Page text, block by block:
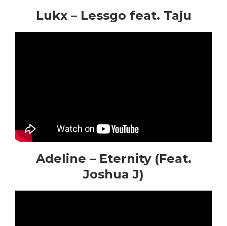
Lukx – Lessgo feat. Taju
Adeline – Eternity (Feat.
Joshua J)